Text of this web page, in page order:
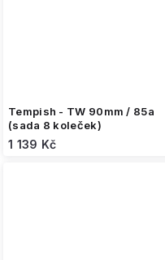
Tempish - TW 90mm / 85a
(sada 8 koleček)
1 139 Kč